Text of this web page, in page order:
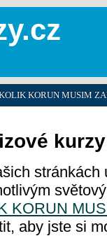
KORUN MUSIM
kurzy
KORUN
aby jste si